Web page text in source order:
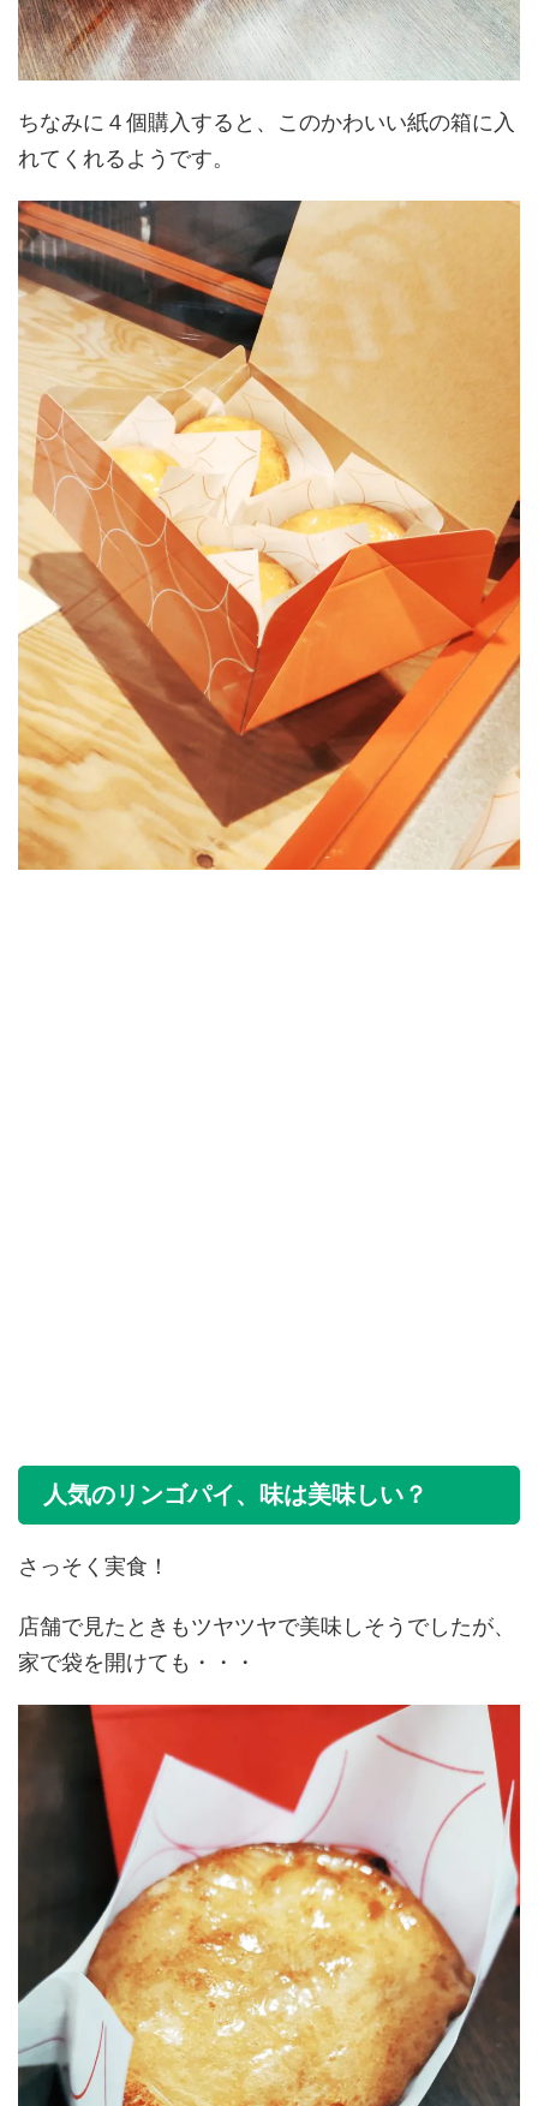
ちなみに４個購入すると、このかわいい紙の箱に入
れてくれるようです。
人気のリンゴパイ、味は美味しい？
さっそく実食！
店舗で見たときもツヤツヤで美味しそうでしたが、
家で袋を開けても・・・